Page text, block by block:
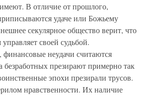
В отличие от прошлого,
удаче или Божьему
секулярное общество верит, что
своей судьбой.
финансовые неудачи считаются
безработных презирают примерно так
эпохи презирали трусов.
нравственности. Их наличие